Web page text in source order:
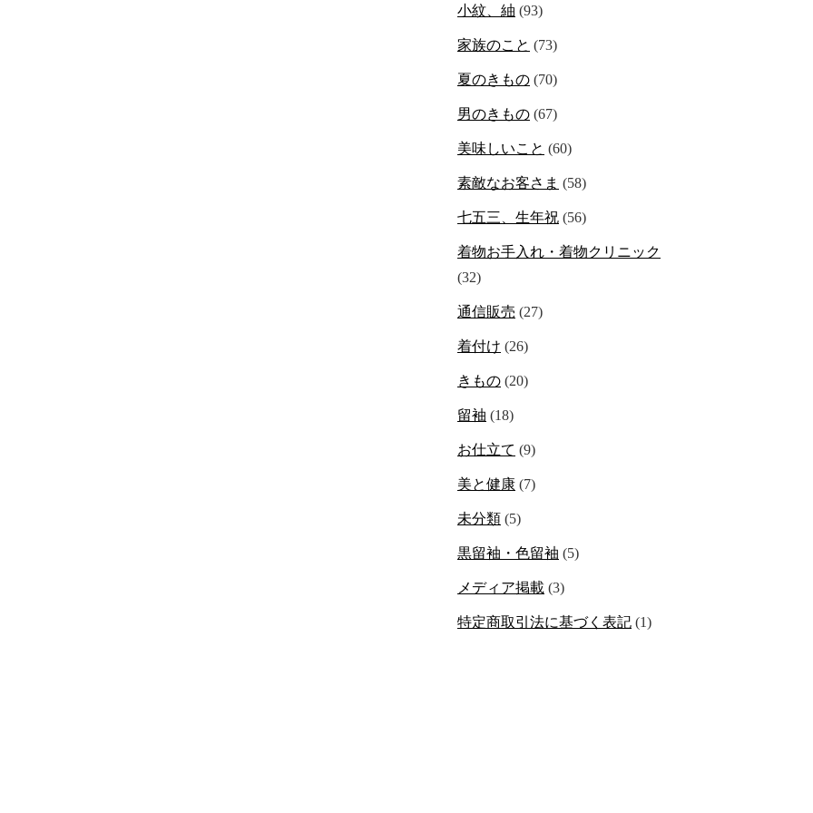
小紋、紬 (93)
家族のこと (73)
夏のきもの (70)
男のきもの (67)
美味しいこと (60)
素敵なお客さま (58)
七五三、生年祝 (56)
着物お手入れ・着物クリニック
(32)
通信販売 (27)
着付け (26)
きもの (20)
留袖 (18)
お仕立て (9)
美と健康 (7)
未分類 (5)
黒留袖・色留袖 (5)
メディア掲載 (3)
特定商取引法に基づく表記 (1)